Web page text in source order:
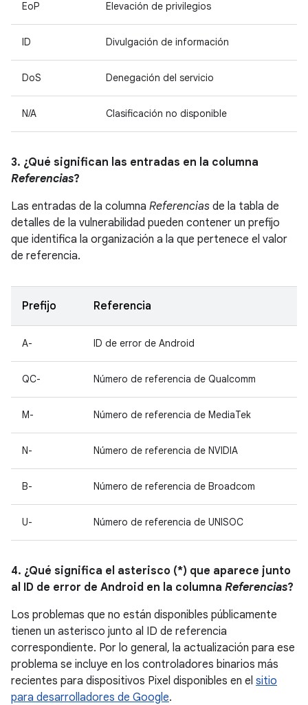
EoP Elevación de privilegios
ID Divulgación de información
DoS Denegación del servicio
N/A Clasificación no disponible
3. ¿Qué significan las entradas en la columna
Referencias?
Las entradas de la columna Referencias de la tabla de
detalles de la vulnerabilidad pueden contener un prefijo
que identifica la organización a la que pertenece el valor
de referencia.
Prefijo Referencia
A- ID de error de Android
QC- Número de referencia de Qualcomm
M- Número de referencia de MediaTek
N- Número de referencia de NVIDIA
B- Número de referencia de Broadcom
U- Número de referencia de UNISOC
4. ¿Qué significa el asterisco (*) que aparece junto
al ID de error de Android en la columna Referencias?
Los problemas que no están disponibles públicamente
tienen un asterisco junto al ID de referencia
correspondiente. Por lo general, la actualización para ese
problema se incluye en los controladores binarios más
recientes para dispositivos Pixel disponibles en el sitio
para desarrolladores de Google.